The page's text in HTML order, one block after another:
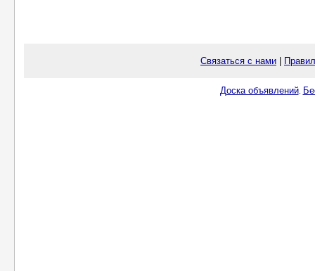
Связаться с нами
Доска объявлений.